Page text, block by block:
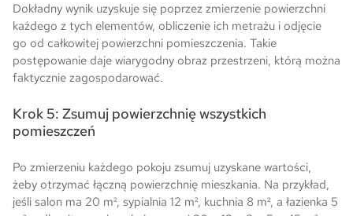
Dokładny wynik uzyskuje się poprzez zmierzenie powierzchni
każdego z tych elementów, obliczenie ich metrażu i odjęcie
go od całkowitej powierzchni pomieszczenia. Takie
postępowanie daje wiarygodny obraz przestrzeni, którą można
faktycznie zagospodarować.
Krok 5: Zsumuj powierzchnię wszystkich
pomieszczeń
Po zmierzeniu każdego pokoju zsumuj uzyskane wartości,
żeby otrzymać łączną powierzchnię mieszkania. Na przykład,
jeśli salon ma 20 m², sypialnia 12 m², kuchnia 8 m², a łazienka 5